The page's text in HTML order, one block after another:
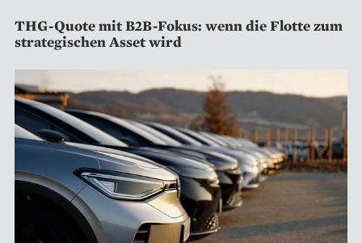
THG-Quote mit B2B-Fokus: wenn die Flotte zum
strategischen Asset wird